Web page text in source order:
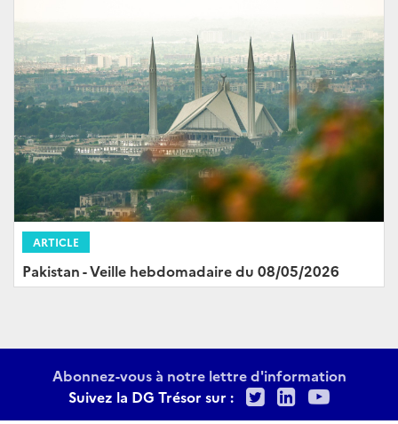
ARTICLE
Pakistan - Veille hebdomadaire du 08/05/2026
Abonnez-vous à notre lettre d'information
Suivez la DG Trésor sur :
TwitterLinkedIn